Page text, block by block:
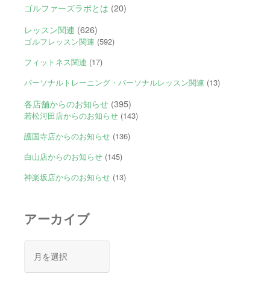
ゴルファーズラボとは (20)
レッスン関連 (626)
ゴルフレッスン関連 (592)
フィットネス関連 (17)
パーソナルトレーニング・パーソナルレッスン関連 (13)
各店舗からのお知らせ(395)
若松河田店からのお知らせ(143)
護国寺店からのお知らせ(136)
白山店からのお知らせ(145)
神楽坂店からのお知らせ(13)
アーカイブ
カ